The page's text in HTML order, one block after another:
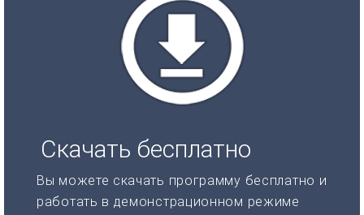
Скачать бесплатно
Вы можете скачать программу бесплатно и
работать в демонстрационном режиме